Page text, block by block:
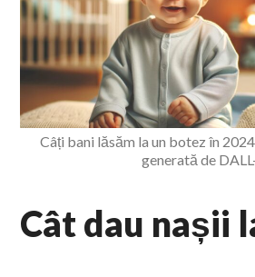
Câți bani lăsăm la un botez în
generată de
Cât dau nașii